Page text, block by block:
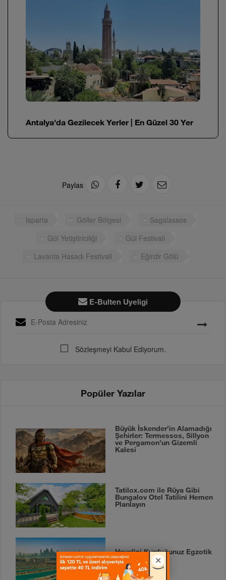
Antalya'da Gezilecek Yerler | En Güzel 30 Yer
Paylas
Isparta Göller Bölgesi
Sagalassos
Gül Yetiştiriciliği
Gül Festivali
Lavanta Hasadı Festivali
Eğirdir Gölü
E-Bulten Uyeligi
Sözleşmeyi Kabul Ediyorum.
Popüler Yazılar
Büyük İskender’in Alamadığı
Şehirler: Termessos, Sillyon
ve Pergamon’un Gizemli
Kalesi
Tatilox.com ile Rüya Gibi
Bungalov Otel Tatilini Hemen
Planlayın
Hayalini Kurduğunuz Egzotik
Tatil Rotaları